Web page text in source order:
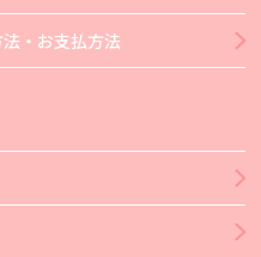
・お支払方法